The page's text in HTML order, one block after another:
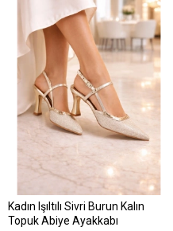
Kadın Işıltılı Sivri Burun Kalın
Topuk Abiye Ayakkabı